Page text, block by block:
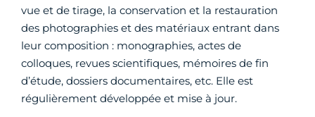
vue et de tirage, la conservation et la restauration
des photographies et des matériaux entrant dans
leur composition : monographies, actes de
colloques, revues scientifiques, mémoires de fin
d’étude, dossiers documentaires, etc. Elle est
régulièrement développée et mise à jour.